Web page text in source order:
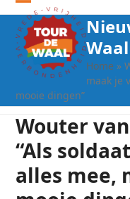
Open
mobile
menu
Close
mobile
menu
Waal
Home »
maak je
mooie dingen”
Wouter
“Als
alles mee,